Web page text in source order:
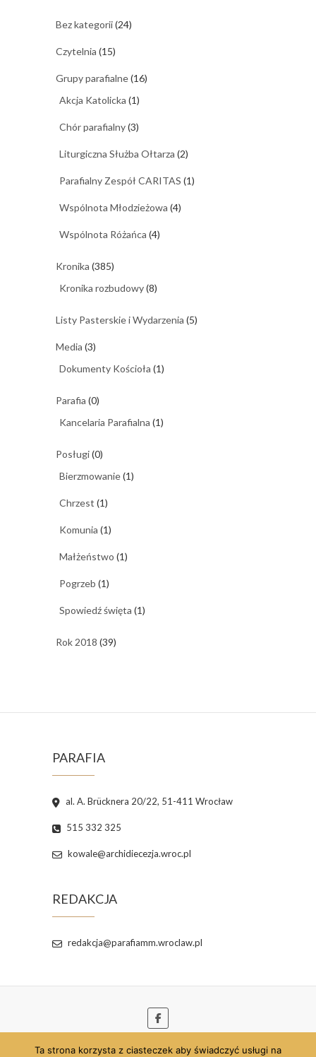
Bez kategorii(24)
Czytelnia (15)
Grupy parafialne(16)
Akcja Katolicka (1)
Chór parafialny(3)
Liturgiczna Służba Ołtarza (2)
Parafialny Zespół CARITAS (1)
Wspólnota Młodzieżowa (4)
Wspólnota Różańca (4)
Kronika (385)
Kronika rozbudowy(8)
Listy Pasterskie i Wydarzenia (5)
Media (3)
Dokumenty Kościoła (1)
Parafia (0)
Kancelaria Parafialna (1)
Posługi(0)
Bierzmowanie(1)
Chrzest (1)
Komunia (1)
Małżeństwo (1)
Pogrzeb (1)
Spowiedź święta (1)
Rok 2018 (39)
PARAFIA
al. A. Brücknera 20/22, 51-411 Wrocław
515 332 325
kowale@archidiecezja.wroc.pl
REDAKCJA
redakcja@parafiamm.wroclaw.pl
Ta strona korzysta z ciasteczek aby świadczyć usługi na